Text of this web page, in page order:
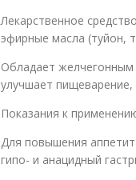
Лекарственное
эфирные масла (туйон,
Обладает желчегонным
улучшает
Показания к
Для повышения
гипо- и анацидный